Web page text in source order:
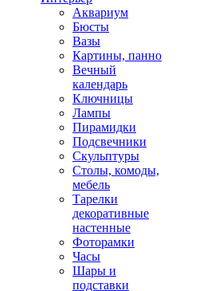
Аквариум
Бюсты
Вазы
Картины, панно
Вечный
календарь
Ключницы
Лампы
Пирамидки
Подсвечники
Скульптуры
Столы, комоды,
мебель
Тарелки
декоративные
настенные
Фоторамки
Часы
Шары и
подставки